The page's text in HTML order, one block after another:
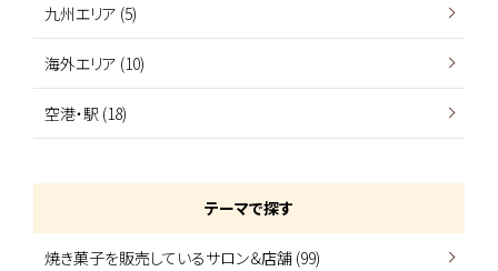
九州エリア (5)
海外エリア (10)
空港・駅 (18)
テーマで探す
焼き菓子を販売しているサロン＆店舗 (99)